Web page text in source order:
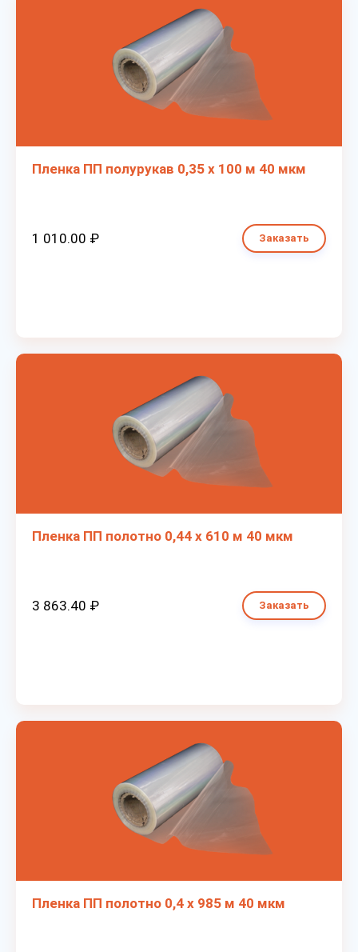
Пленка ПП полурукав 0,35 х 100 м 40 мкм
1 010.00 ₽ Заказать
Пленка ПП полотно 0,44 х 610 м 40 мкм
3 863.40 ₽ Заказать
Пленка ПП полотно 0,4 х 985 м 40 мкм